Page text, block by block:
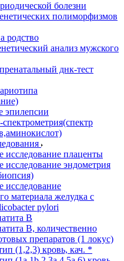
болезни
полиморфизмов
родство
анализ мужского
днк-тест
эпилепсии
исследование плаценты
исследование эндометрия
исследование
материала желудка с
pylori
B
B, количественно
препаратов (1 локус)
(1,2,3) кровь, кач. *